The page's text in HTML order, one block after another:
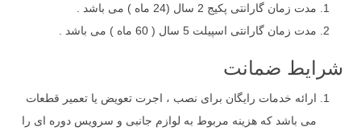
مدت زمان گارانتی پکیج 2 سال (24 ماه ) می باشد .
مدت زمان گارانتی اسپیلت 5 سال ( 60 ماه ) می باشد .
شرایط ضمانت
ارائه خدمات رایگان برای نصب ، اجرت تعویض یا تعمیر قطعات
می باشد که هزینه مربوط به لوازم جانبی و سرویس دوره ای را